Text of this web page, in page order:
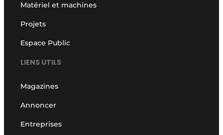
Matériel et machines
Projets
Espace Public
LIENS UTILS
Magazines
Annoncer
Entreprises